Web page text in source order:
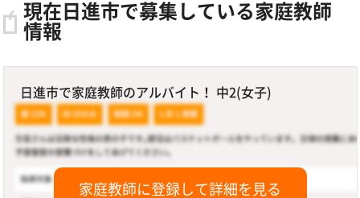
現在日進市で募集している家庭教師
情報
日進市で家庭教師のアルバイト！ 中2(女子)
家庭教師に登録して詳細を見る